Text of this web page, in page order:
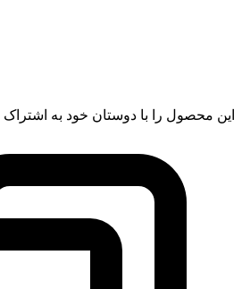
این محصول را با دوستان خود به اشتراک